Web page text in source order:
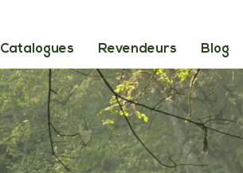
Catalogues Revendeurs Blog